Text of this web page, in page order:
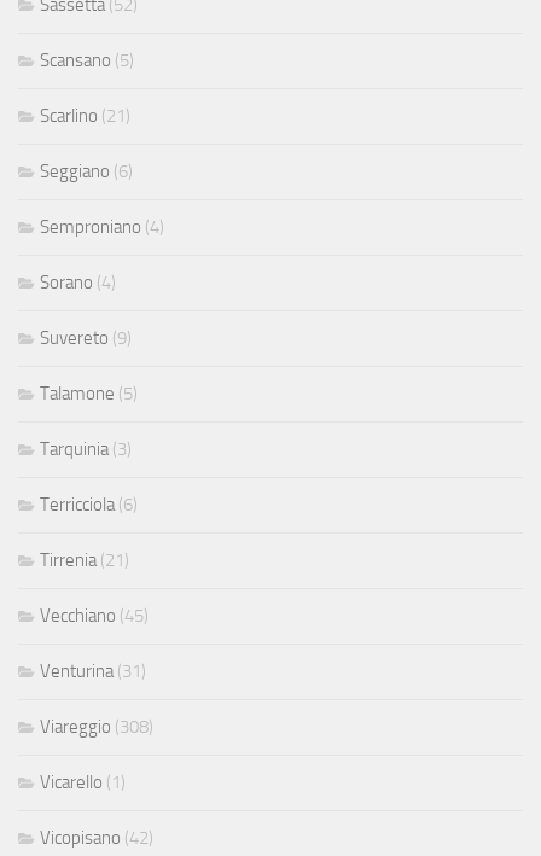
Scansano (5)
Scarlino (21)
Seggiano (6)
Semproniano (4)
Sorano (4)
Suvereto (9)
Talamone (5)
Tarquinia (3)
Terricciola (6)
Tirrenia (21)
Vecchiano (45)
Venturina (31)
Viareggio (308)
Vicarello (1)
Vicopisano (42)